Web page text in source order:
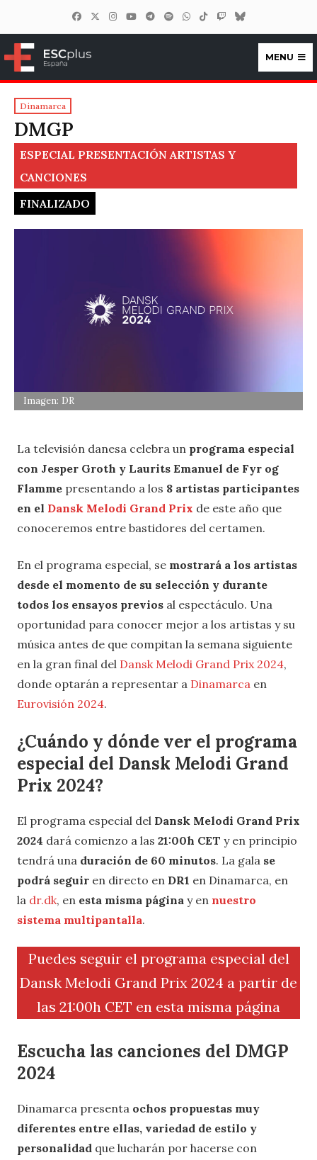
ESCplus España
MENU
Dinamarca
DMGP
ESPECIAL PRESENTACIÓN ARTISTAS Y
CANCIONES
FINALIZADO
Imagen: DR
La televisión danesa celebra un programa especial
con Jesper Groth y Laurits Emanuel de Fyr og
Flamme presentando a los 8 artistas participantes
en el Dansk Melodi Grand Prix de este año que
conoceremos entre bastidores del certamen.
En el programa especial, se mostrará a los artistas
desde el momento de su selección y durante
todos los ensayos previos al espectáculo. Una
oportunidad para conocer mejor a los artistas y su
música antes de que compitan la semana siguiente
en la gran final del Dansk Melodi Grand Prix 2024,
donde optarán a representar a Dinamarca en
Eurovisión 2024.
¿Cuándo y dónde ver el programa
especial del Dansk Melodi Grand
Prix 2024?
El programa especial del Dansk Melodi Grand Prix
2024 dará comienzo a las 21:00h CET y en principio
tendrá una duración de 60 minutos. La gala se
podrá seguir en directo en DR1 en Dinamarca, en
la dr.dk, en esta misma página y en nuestro
sistema multipantalla.
Puedes seguir el programa especial del
Dansk Melodi Grand Prix 2024 a partir de
las 21:00h CET en esta misma página
Escucha las canciones del DMGP
2024
Dinamarca presenta ochos propuestas muy
diferentes entre ellas, variedad de estilo y
personalidad que lucharán por hacerse con